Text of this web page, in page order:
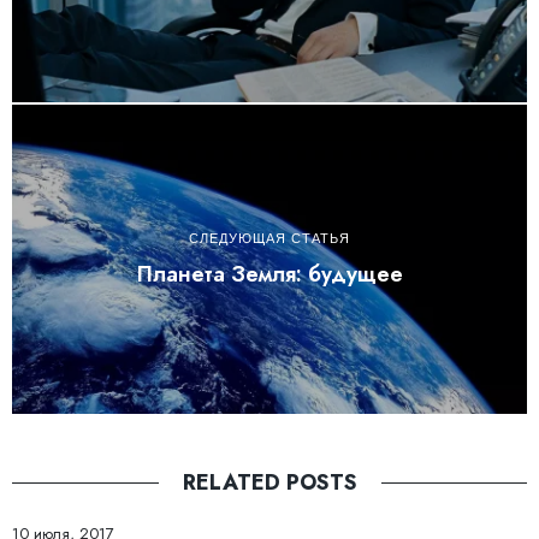
СЛЕДУЮЩАЯ СТАТЬЯ
Планета Земля: будущее
RELATED POSTS
10 июля, 2017